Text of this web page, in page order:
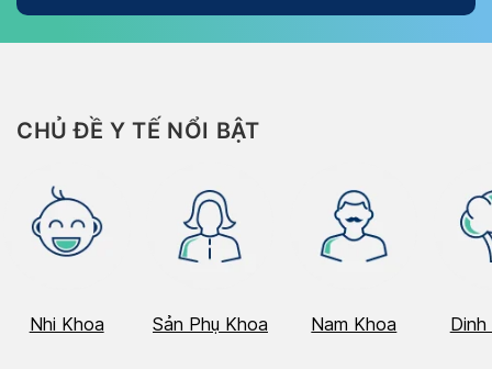
CHỦ ĐỀ Y TẾ NỔI BẬT
Nhi Khoa Sản Phụ Khoa Nam Khoa Dinh